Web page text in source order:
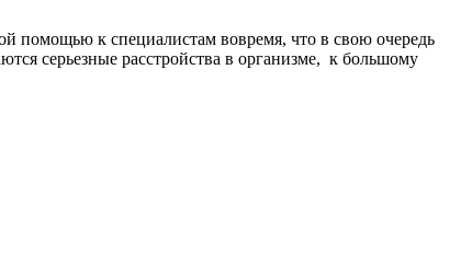
помощью к специалистам вовремя, что в свою очередь
серьезные расстройства в организме, к большому